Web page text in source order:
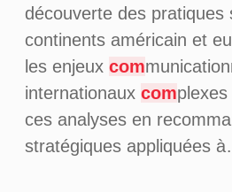
découverte des pratiques
continents américain et
les enjeux com
internationaux com
ces analyses en
stratégiques appliquées